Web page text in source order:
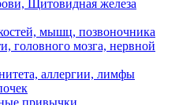
Щитовидная железа
мышц, позвоночника
головного мозга, нервной
аллергии, лимфы
привычки